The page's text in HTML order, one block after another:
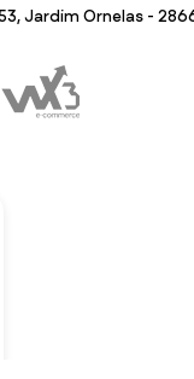
Jardim Ornelas -